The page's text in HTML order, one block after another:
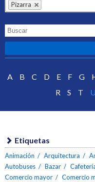
Pizarra
A B C D E F G
R
S T U
Etiquetas
Animación Arquitectura
Autobuses
Bazar
Comercio mayor
Comercio